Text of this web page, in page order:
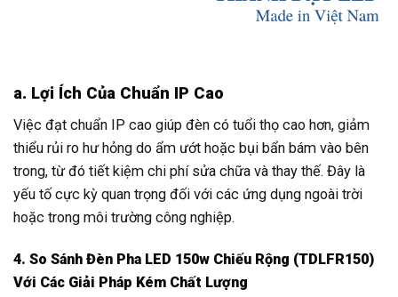
a. Lợi Ích Của Chuẩn IP Cao
Việc đạt chuẩn IP cao giúp đèn có tuổi thọ cao hơn, giảm
thiểu rủi ro hư hỏng do ẩm ướt hoặc bụi bẩn bám vào bên
trong, từ đó tiết kiệm chi phí sửa chữa và thay thế. Đây là
yếu tố cực kỳ quan trọng đối với các ứng dụng ngoài trời
hoặc trong môi trường công nghiệp.
4. So Sánh Đèn Pha LED 150w Chiếu Rộng (TDLFR150)
Với Các Giải Pháp Kém Chất Lượng